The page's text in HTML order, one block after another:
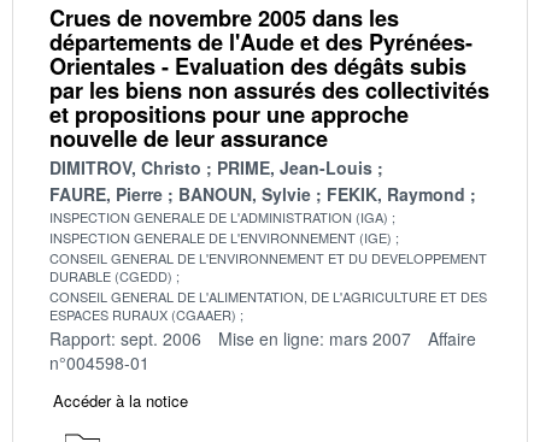
Crues de novembre 2005 dans les
départements de l'Aude et des Pyrénées-
Orientales - Evaluation des dégâts subis
par les biens non assurés des collectivités
et propositions pour une approche
nouvelle de leur assurance
DIMITROV, Christo
PRIME, Jean-Louis
FAURE, Pierre
BANOUN, Sylvie FEKIK, Raymond
INSPECTION GENERALE DE L'ADMINISTRATION (IGA)
INSPECTION GENERALE DE L'ENVIRONNEMENT (IGE)
CONSEIL GENERAL DE L'ENVIRONNEMENT ET DU DEVELOPPEMENT
DURABLE (CGEDD)
CONSEIL GENERAL DE L'ALIMENTATION, DE L'AGRICULTURE ET DES
ESPACES RURAUX (CGAAER)
Rapport: sept. 2006 Mise en ligne: mars 2007
Affaire
n°004598-01
Accéder à la notice